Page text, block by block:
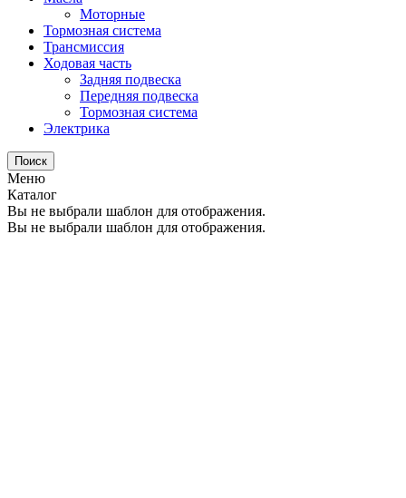
Моторные
Тормозная система
Трансмиссия
Ходовая часть
Задняя подвеска
Передняя подвеска
Тормозная система
Электрика
Поиск
Меню
Каталог
Вы не выбрали шаблон для отображения.
Вы не выбрали шаблон для отображения.